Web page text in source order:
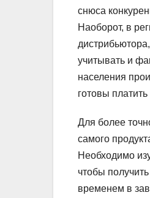
снюса
Наоборот, в
учитывать и
населения
готовы
Для более
самого
Необходимо
чтобы
временем в